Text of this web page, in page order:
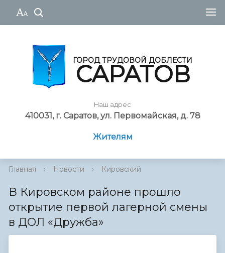
ГОРОД ТРУДОВОЙ ДОБЛЕСТИ
САРАТОВ
Наш адрес
410031, г. Саратов, ул. Первомайская, д. 78
Жителям
Главная › Новости › Кировский
В Кировском районе прошло
открытие первой лагерной смены
в ДОЛ «Дружба»